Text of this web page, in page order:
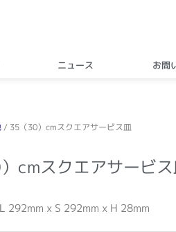
ニュース お問
/ 35（30）cmスクエアサービス皿
cmスクエアサービ
292mm x S 292mm x H 28mm